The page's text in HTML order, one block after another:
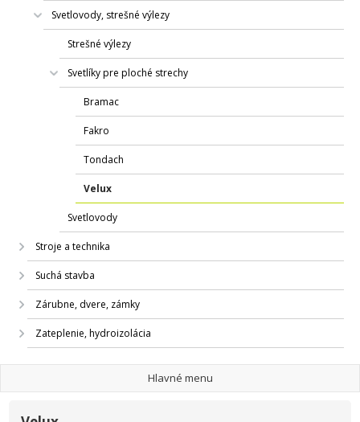
Svetlovody, strešné výlezy
Strešné výlezy
Svetlíky pre ploché strechy
Bramac
Fakro
Tondach
Velux
Svetlovody
Stroje a technika
Suchá stavba
Zárubne, dvere, zámky
Zateplenie, hydroizolácia
Hlavné menu